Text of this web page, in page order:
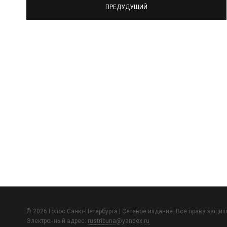
ПРЕДУДУЩИЙ
© 2026 Голос Санкт-Петербурга | Сетевое издание. Все права
Электронный адрес: rustribuna@yandex.ru